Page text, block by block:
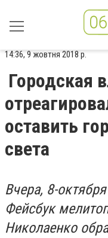
14:36, 9 жовтня 2018 р.
Городская
оставить
света
Вчера, 8-
Фейсбук
Николаенко